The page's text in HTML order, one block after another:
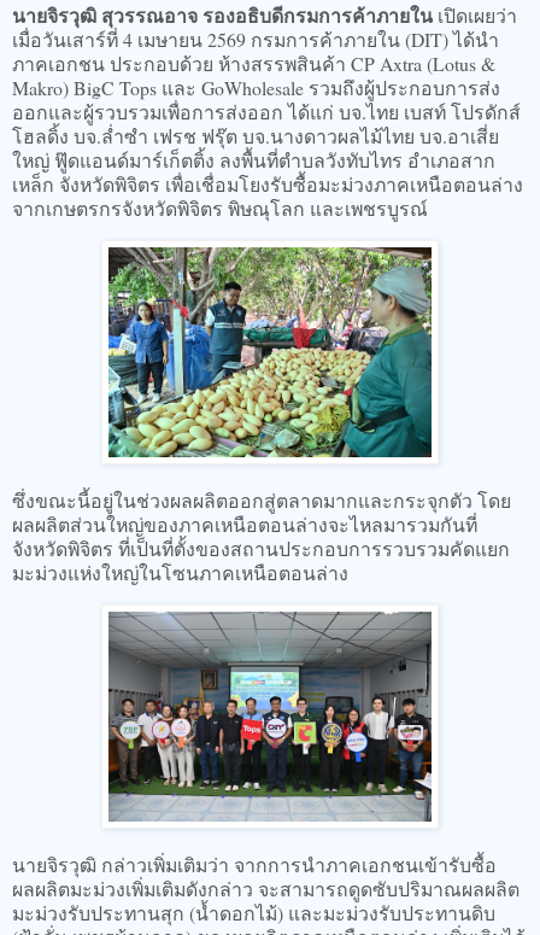
นายจิรวุฒิ สุวรรณอาจ รองอธิบดีกรมการค้าภายใน เปิดเผยว่า
เมื่อวันเสาร์ที่ 4 เมษายน 2569 กรมการค้าภายใน (DIT) ได้นำ
ภาคเอกชน ประกอบด้วย ห้างสรรพสินค้า CP Axtra (Lotus &
Makro) BigC Tops และ GoWholesale รวมถึงผู้ประกอบการส่ง
ออกและผู้รวบรวมเพื่อการส่งออก ได้แก่ บจ.ไทย เบสท์ โปรดักส์
โฮลดิ้ง บจ.ล่ำซำ เฟรช ฟรุ๊ต บจ.นางดาวผลไม้ไทย บจ.อาเสี่ย
ใหญ่ ฟู๊ดแอนด์มาร์เก็ตติ้ง ลงพื้นที่ตำบลวังทับไทร อำเภอสาก
เหล็ก จังหวัดพิจิตร เพื่อเชื่อมโยงรับซื้อมะม่วงภาคเหนือตอนล่าง
จากเกษตรกรจังหวัดพิจิตร พิษณุโลก และเพชรบูรณ์
ซึ่งขณะนี้อยู่ในช่วงผลผลิตออกสู่ตลาดมากและกระจุกตัว โดย
ผลผลิตส่วนใหญ่ของภาคเหนือตอนล่างจะไหลมารวมกันที่
จังหวัดพิจิตร ที่เป็นที่ตั้งของสถานประกอบการรวบรวมคัดแยก
มะม่วงแห่งใหญ่ในโซนภาคเหนือตอนล่าง
นายจิรวุฒิ กล่าวเพิ่มเติมว่า จากการนำภาคเอกชนเข้ารับซื้อ
ผลผลิตมะม่วงเพิ่มเติมดังกล่าว จะสามารถดูดซับปริมาณผลผลิต
มะม่วงรับประทานสุก (น้ำดอกไม้) และมะม่วงรับประทานดิบ